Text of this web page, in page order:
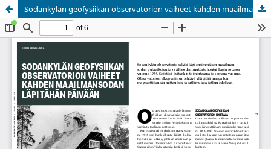
Sodankylän geofysiikan observatorion vaiheet kahden maailmansodan läpi tähän päivään
Palvelua ylläpitää